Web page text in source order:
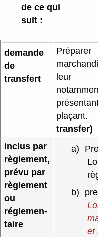
de ce qui
suit :
demande
de
transfert
leur
plaçant.
transfer)
inclus par
règlement,
prévu par
règlement
ou
réglemen-
taire
a)
b)
et